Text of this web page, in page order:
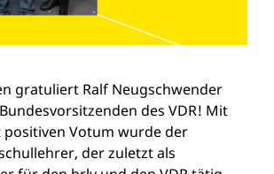
gratuliert Ralf Neugschwender
des VDR! Mit
positiven Votum wurde der
der zuletzt als